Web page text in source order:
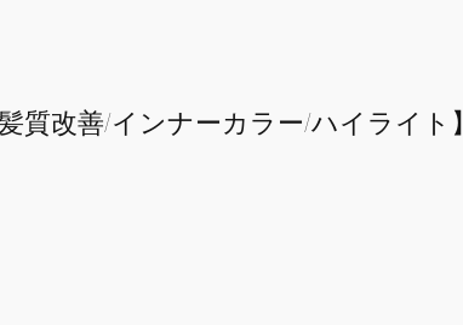
質改善/インナーカラー/​ハイライト】